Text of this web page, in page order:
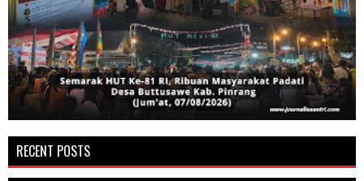
RECENT POSTS